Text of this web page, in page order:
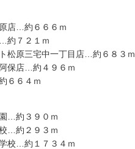
店…約６６６ｍ
約７２１ｍ
松原三宅中一丁目店…約６８３ｍ
保店…約４９６ｍ
６６４ｍ
…約３９０ｍ
…約２９３ｍ
校…約１７３４ｍ